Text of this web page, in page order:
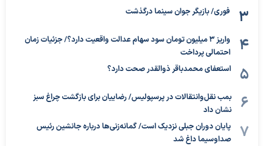
فوری/ بازیگر جوان سینما درگذشت
واریز ۳ میلیون تومان سود سهام عدالت واقعیت دارد؟/ جزئیات زمان
احتمالی پرداخت
استعفای محمدباقر ذوالقدر صحت دارد؟
بمب نقل‌وانتقالات در پرسپولیس/ رضاییان برای بازگشت چراغ سبز
نشان داد
پایان دوران جبلی نزدیک است/ گمانه‌زنی‌ها درباره جانشین رئیس
صداوسیما داغ شد